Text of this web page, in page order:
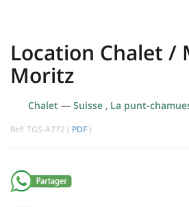
Location Chalet /
Moritz
Chalet — Suisse , La punt-
Ref: TGS-A772 ( PDF )